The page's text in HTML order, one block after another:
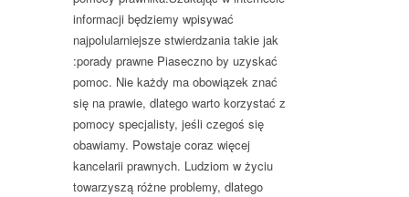
informacji będziemy wpisywać
najpolularniejsze stwierdzania takie jak
:porady prawne Piaseczno by uzyskać
pomoc. Nie każdy ma obowiązek znać
się na prawie, dlatego warto korzystać z
pomocy specjalisty, jeśli czegoś się
obawiamy. Powstaje coraz więcej
kancelarii prawnych. Ludziom w życiu
towarzyszą różne problemy, dlatego